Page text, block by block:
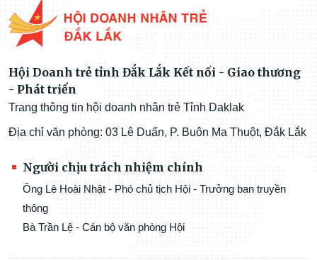
Hội Doanh trẻ tỉnh Đắk Lắk Kết nối - Giao thương
- Phát triển
Trang thông tin hội doanh nhân trẻ Tỉnh Daklak
Địa chỉ văn phòng: 03 Lê Duẩn, P. Buôn Ma Thuột, Đắk Lắk
Người chịu trách nhiệm chính
Ông Lê Hoài Nhật - Phó chủ tịch Hội - Trưởng ban truyền
thông
Bà Trần Lệ - Cán bộ văn phòng Hội